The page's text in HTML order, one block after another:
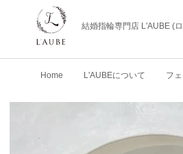
結婚指輪専門店 L'AUBE (
Home L'AUBEについて フ